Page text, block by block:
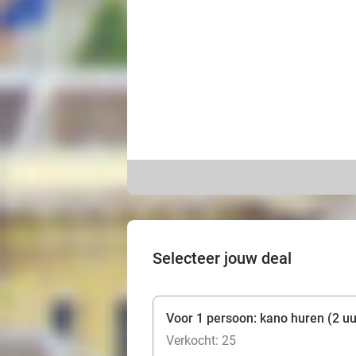
Selecteer jouw deal
Voor 1 persoon: kano huren (2
Verkocht: 25